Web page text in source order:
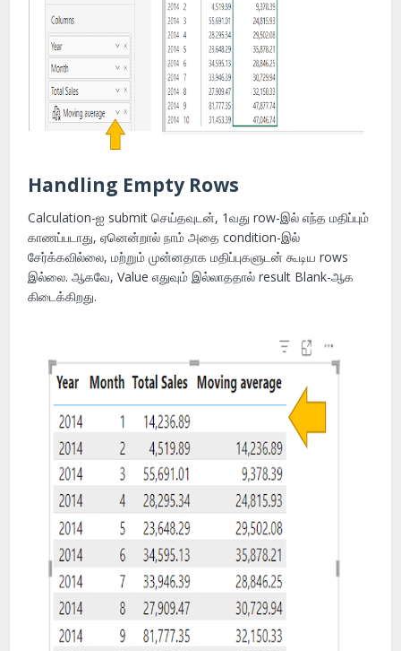
Handling Empty Rows
Calculation-ஐ submit செய்தவுடன், 1வது row-இல் எந்த மதிப்பும்
காணப்படாது, ஏனென்றால் நாம் அதை condition-இல்
சேர்க்கவில்லை, மற்றும் முன்னதாக மதிப்புகளுடன் கூடிய rows
இல்லை. ஆகவே, Value எதுவும் இல்லாததால் result Blank-ஆக
கிடைக்கிறது.